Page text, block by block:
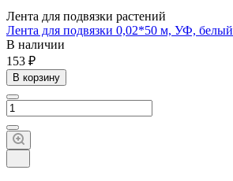
Лента для подвязки растений
Лента для подвязки 0,02*50 м, УФ, белый
В наличии
153 ₽
В корзину